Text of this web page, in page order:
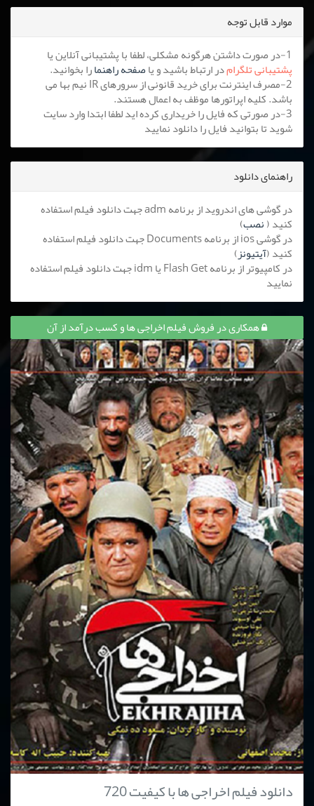
موارد قابل توجه
1-در صورت داشتن هرگونه مشکلی، لطفا با پشتیبانی آنلاین یا
پشتیبانی تلگرامدر ارتباط باشید و یاصفحه راهنمارا بخوانید.
2-مصرف اینترنت برای خرید قانونی از سرورهای IR نیم بها می
باشد. کلیه اپراتورها موظف به اعمال هستند.
3-در صورتی که فایل را خریداری کرده اید لطفا ابتدا وارد سایت
شوید تا بتوانید فایل را دانلود نمایید
راهنمای دانلود
در گوشی های اندروید از برنامه adm جهت دانلود فیلم استفاده
کنید (نصب)
در گوشی ios از برنامه Documents جهت دانلود فیلم استفاده
کنید (آیتیونز)
در کامپیوتر از برنامه Flash Get یا idm جهت دانلود فیلم استفاده
نمایید
همکاری در فروش فیلم اخراجی ها و کسب درآمد از آن
دانلود فیلم اخراجی ها با کیفیت 720